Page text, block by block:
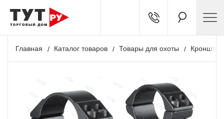
Главная Каталог товаров Товары для охоты